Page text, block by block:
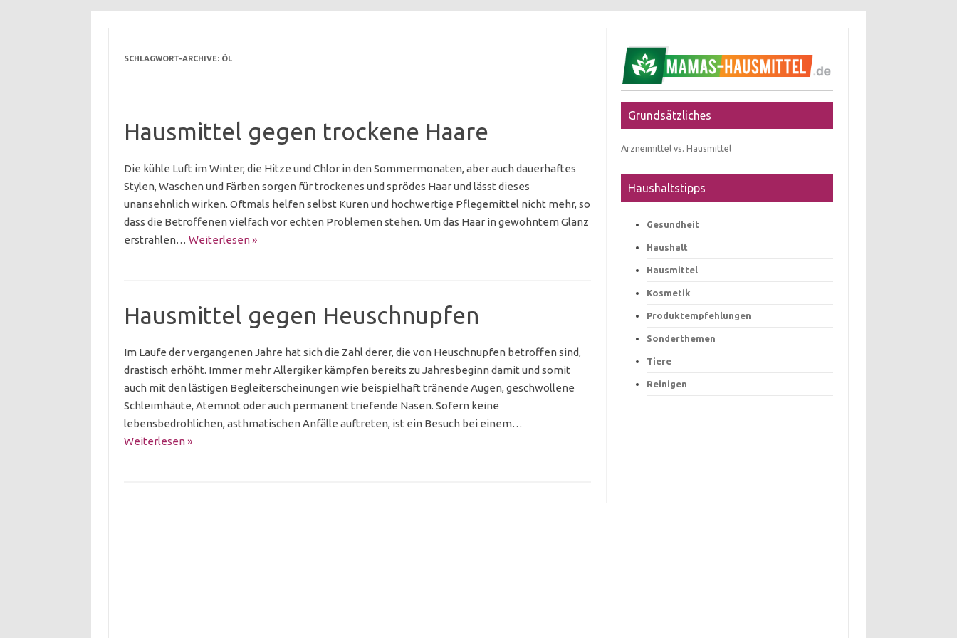
SCHLAGWORT-ARCHIVE: ÖL
Hausmittel gegen trockene Haare
Die kühle Luft im Winter, die Hitze und Chlor in den Sommermonaten, aber auch dauerhaftes
Stylen, Waschen und Färben sorgen für trockenes und sprödes Haar und lässt dieses
unansehnlich wirken. Oftmals helfen selbst Kuren und hochwertige Pflegemittel nicht mehr, so
dass die Betroffenen vielfach vor echten Problemen stehen. Um das Haar in gewohntem Glanz
erstrahlen… Weiterlesen »
Hausmittel gegen Heuschnupfen
Im Laufe der vergangenen Jahre hat sich die Zahl derer, die von Heuschnupfen betroffen sind,
drastisch erhöht. Immer mehr Allergiker kämpfen bereits zu Jahresbeginn damit und somit
auch mit den lästigen Begleiterscheinungen wie beispielhaft tränende Augen, geschwollene
Schleimhäute, Atemnot oder auch permanent triefende Nasen. Sofern keine
lebensbedrohlichen, asthmatischen Anfälle auftreten, ist ein Besuch bei einem…
Weiterlesen »
Grundsätzliches
Arzneimittel vs. Hausmittel
Haushaltstipps
Gesundheit
Haushalt
Hausmittel
Kosmetik
Produktempfehlungen
Sonderthemen
Tiere
Reinigen